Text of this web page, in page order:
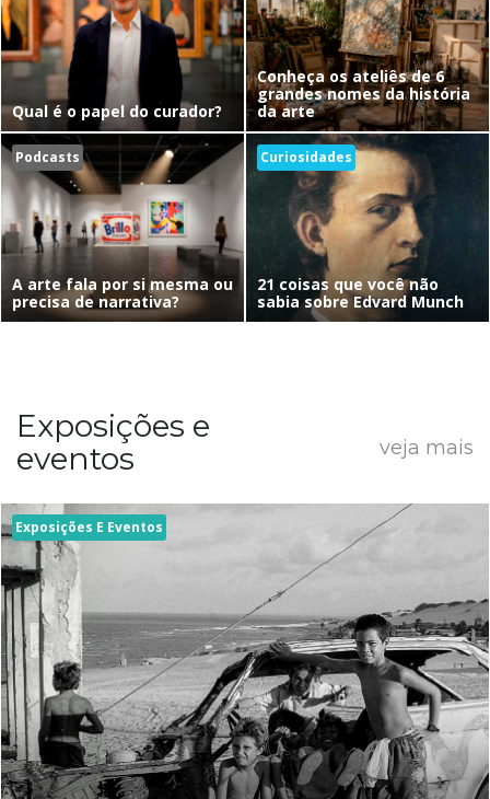
Qual é o papel do curador?
Conheça os ateliês de 6
grandes nomes da história
da arte
Podcasts
A arte fala por si mesma ou
precisa de narrativa?
Curiosidades
21 coisas que você não
sabia sobre Edvard Munch
Exposições e
eventos
veja mais
Exposições E Eventos